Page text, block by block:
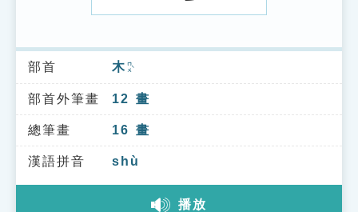
索引選單
知識索引
單字索引
生命大百科索引
部首 木ㄇㄨˋ
部首外筆畫 12 畫
總筆畫 16 畫
漢語拼音 shù
播放